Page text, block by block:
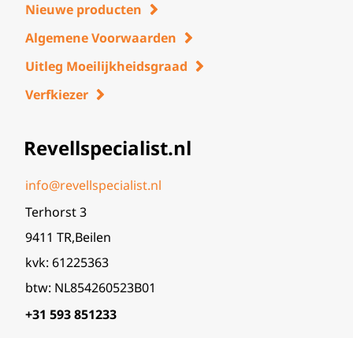
Nieuwe producten
Algemene Voorwaarden
Uitleg Moeilijkheidsgraad
Verfkiezer
Revellspecialist.nl
info@revellspecialist.nl
Terhorst 3
9411 TR,Beilen
kvk: 61225363
btw: NL854260523B01
+31 593 851233